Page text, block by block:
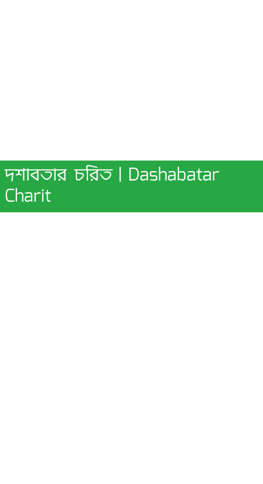
দশাবতার চরিত | Dashabatar
Charit